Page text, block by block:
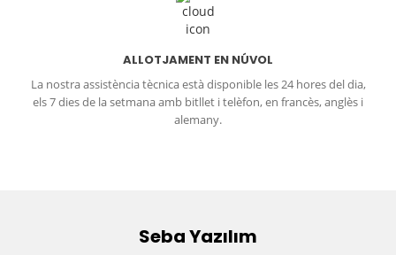
ALLOTJAMENT EN NÚVOL
La nostra assistència tècnica està disponible les 24 hores del dia,
els 7 dies de la setmana amb bitllet i telèfon, en francès, anglès i
alemany.
Seba Yazılım